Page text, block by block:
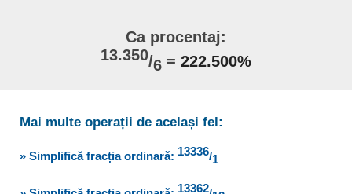
Ca procentaj:
13.350/6 = 222.500%
Mai multe operații de același fel:
» Simplifică fracția ordinară: 13336/1
13362